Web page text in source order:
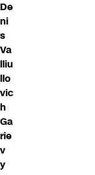
De
ni
s
Va
lliu
llo
vic
h
Ga
rie
v
y